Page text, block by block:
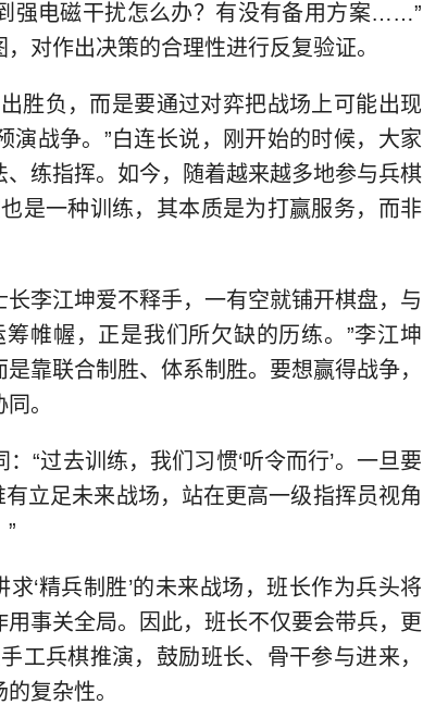
强电磁干扰怎么办？有没有备用方案……”
对作出决策的合理性进行反复验证。
胜负，而是要通过对弈把战场上可能出现
演战争。”白连长说，刚开始的时候，大家
练指挥。如今，随着越来越多地参与兵棋
是一种训练，其本质是为打赢服务，而非
李江坤爱不释手，一有空就铺开棋盘，与
帷幄，正是我们所欠缺的历练。”李江坤
靠联合制胜、体系制胜。要想赢得战争，
。
“过去训练，我们习惯‘听令而行’。一旦要
有立足未来战场，站在更高一级指挥员视角
求‘精兵制胜’的未来战场，班长作为兵头将
事关全局。因此，班长不仅要会带兵，更
工兵棋推演，鼓励班长、骨干参与进来，
复杂性。